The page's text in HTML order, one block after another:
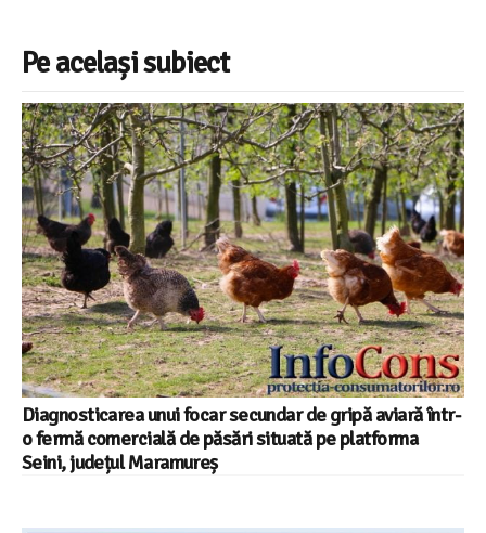
Pe același subiect
Diagnosticarea unui focar secundar de gripă aviară într-
o fermă comercială de păsări situată pe platforma
Seini, județul Maramureș